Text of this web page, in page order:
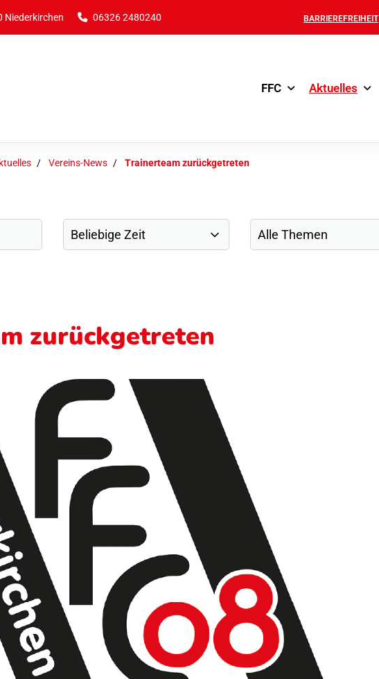
Niederkirchen 06326 2480240 BARRIEREFREIHEIT
FFC Aktuelles
Vereins-News Trainerteam zurückgetreten
zurückgetreten